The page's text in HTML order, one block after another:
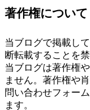
著作権について
当ブログで掲載し
断転載することを禁
当ブログは著作権
ません。著作権や
問い合わせフォー
ます。